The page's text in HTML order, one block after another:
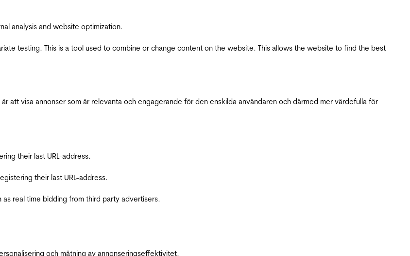
analysis and website optimization.
testing. This is a tool used to combine or change content on the website. This allows the website to find the best
att visa annonser som är relevanta och engagerande för den enskilda användaren och därmed mer värdefulla för
their last URL-address.
their last URL-address.
real time bidding from third party advertisers.
och mätning av annonseringseffektivitet.